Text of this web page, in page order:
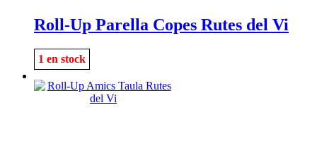
Roll-Up Parella Copes Rutes del Vi
1 en stock